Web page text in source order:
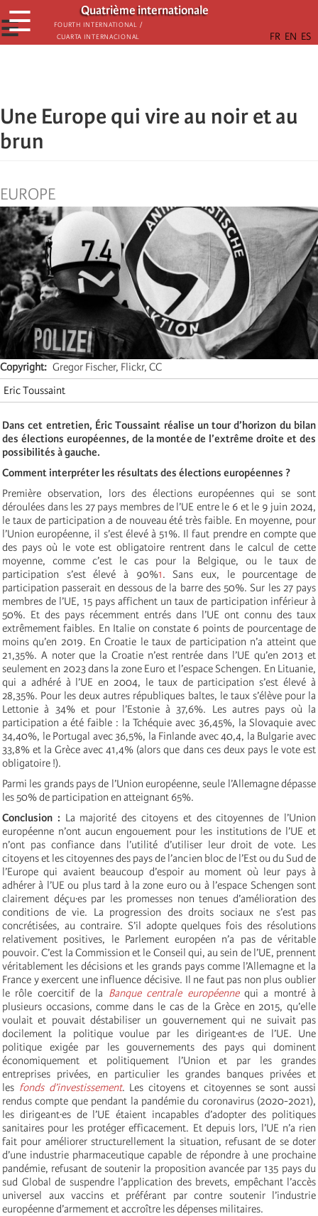
Παράκαμψη
προς
το
Quatrième internationale
Fourth International /
Cuarta Internacional
☰
☰
Une Europe qui vire au noir et au
brun
EUROPE
Copyright
Gregor Fischer, Flickr, CC
Eric Toussaint
Dans cet entretien, Éric Toussaint réalise un tour d’horizon du bilan
des élections européennes, de la montée de l’extrême droite et des
possibilités à gauche.
Comment interpréter les résultats des élections européennes ?
Première observation, lors des élections européennes qui se sont
déroulées dans les 27 pays membres de l’UE entre le 6 et le 9 juin 2024,
le taux de participation a de nouveau été très faible. En moyenne, pour
l’Union européenne, il s’est élevé à 51%. Il faut prendre en compte que
des pays où le vote est obligatoire rentrent dans le calcul de cette
moyenne, comme c’est le cas pour la Belgique, ou le taux de
participation s’est élevé à 90%1. Sans eux, le pourcentage de
participation passerait en dessous de la barre des 50%. Sur les 27 pays
membres de l’UE, 15 pays affichent un taux de participation inférieur à
50%. Et des pays récemment entrés dans l’UE ont connu des taux
extrêmement faibles. En Italie on constate 6 points de pourcentage de
moins qu’en 2019. En Croatie le taux de participation n’a atteint que
21,35%. A noter que la Croatie n’est rentrée dans l’UE qu’en 2013 et
seulement en 2023 dans la zone Euro et l’espace Schengen. En Lituanie,
qui a adhéré à l’UE en 2004, le taux de participation s’est élevé à
28,35%. Pour les deux autres républiques baltes, le taux s’élève pour la
Lettonie à 34% et pour l’Estonie à 37,6%. Les autres pays où la
participation a été faible : la Tchéquie avec 36,45%, la Slovaquie avec
34,40%, le Portugal avec 36,5%, la Finlande avec 40,4, la Bulgarie avec
33,8% et la Grèce avec 41,4% (alors que dans ces deux pays le vote est
obligatoire !).
Parmi les grands pays de l’Union européenne, seule l’Allemagne dépasse
les 50% de participation en atteignant 65%.
Conclusion : La majorité des citoyens et des citoyennes de l’Union
européenne n’ont aucun engouement pour les institutions de l’UE et
n’ont pas confiance dans l’utilité d’utiliser leur droit de vote. Les
citoyens et les citoyennes des pays de l’ancien bloc de l’Est ou du Sud de
l’Europe qui avaient beaucoup d’espoir au moment où leur pays à
adhérer à l’UE ou plus tard à la zone euro ou à l’espace Schengen sont
clairement déçu·es par les promesses non tenues d’amélioration des
conditions de vie. La progression des droits sociaux ne s’est pas
concrétisées, au contraire. S’il adopte quelques fois des résolutions
relativement positives, le Parlement européen n’a pas de véritable
pouvoir. C’est la Commission et le Conseil qui, au sein de l’UE, prennent
véritablement les décisions et les grands pays comme l’Allemagne et la
France y exercent une influence décisive. Il ne faut pas non plus oublier
le rôle coercitif de la Banque centrale européennequi a montré à
plusieurs occasions, comme dans le cas de la Grèce en 2015, qu’elle
voulait et pouvait déstabiliser un gouvernement qui ne suivait pas
docilement la politique voulue par les dirigeant·es de l’UE. Une
politique exigée par les gouvernements des pays qui dominent
économiquement et politiquement l’Union et par les grandes
entreprises privées, en particulier les grandes banques privées et
les fonds d’investissement. Les citoyens et citoyennes se sont aussi
rendus compte que pendant la pandémie du coronavirus (2020-2021),
les dirigeant·es de l’UE étaient incapables d’adopter des politiques
sanitaires pour les protéger efficacement. Et depuis lors, l’UE n’a rien
fait pour améliorer structurellement la situation, refusant de se doter
d’une industrie pharmaceutique capable de répondre à une prochaine
pandémie, refusant de soutenir la proposition avancée par 135 pays du
sud Global de suspendre l’application des brevets, empêchant l’accès
universel aux vaccins et préférant par contre soutenir l’industrie
européenne d’armement et accroître les dépenses militaires.